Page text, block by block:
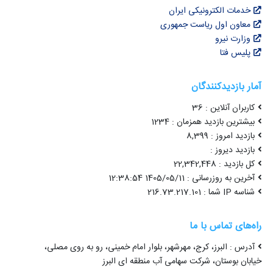
خدمات الکترونیکی ایران
معاون اول ریاست جمهوری
وزارت نیرو
پلیس فتا
آمار بازدیدکنندگان
کاربران آنلاین : 36
بیشترین بازدید همزمان : 1234
بازدید امروز : 8,399
بازدید دیروز :
کل بازدید : 22,342,448
آخرین به روزرسانی : 1405/05/11 12:38:54
شناسه IP شما : 216.73.217.101
راه‌های تماس با ما
آدرس : البرز، کرج، مهرشهر، بلوار امام خمینی، رو به روی مصلی،
خیابان بوستان، شرکت سهامی آب منطقه ای البرز